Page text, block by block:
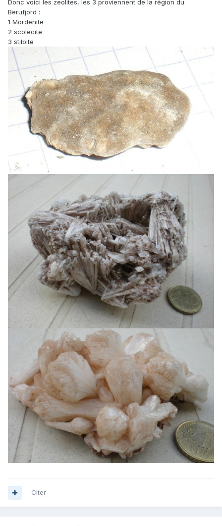
Donc voici les zeolites, les 3 proviennent de la région du
Berufjord :
1 Mordenite
2 scolecite
3 stilbite
Citer